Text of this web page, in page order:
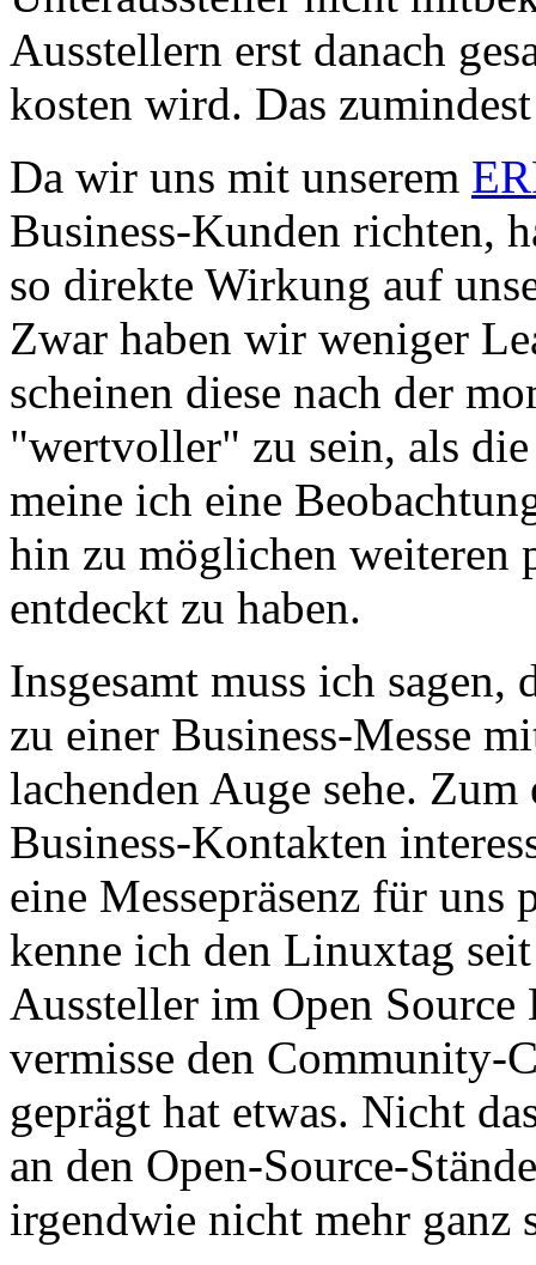
Ausstellern erst danach
kosten wird. Das
Da wir uns mit unserem
Business-Kunden richten,
so direkte Wirkung auf
Zwar haben wir weniger
scheinen diese nach der
"wertvoller" zu sein, als die
meine ich eine
hin zu möglichen weiteren
entdeckt zu haben.
Insgesamt muss ich sagen,
zu einer Business-Messe
lachenden Auge sehe.
Business-Kontakten
eine Messepräsenz für
kenne ich den Linuxtag
Aussteller im Open
vermisse den Community-
geprägt hat etwas. Nicht
an den Open-Source-
irgendwie nicht mehr ganz